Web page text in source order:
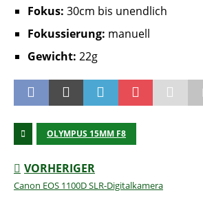
Fokus: 30cm bis unendlich
Fokussierung: manuell
Gewicht: 22g
OLYMPUS 15MM F8
VORHERIGER
Canon EOS 1100D SLR-Digitalkamera